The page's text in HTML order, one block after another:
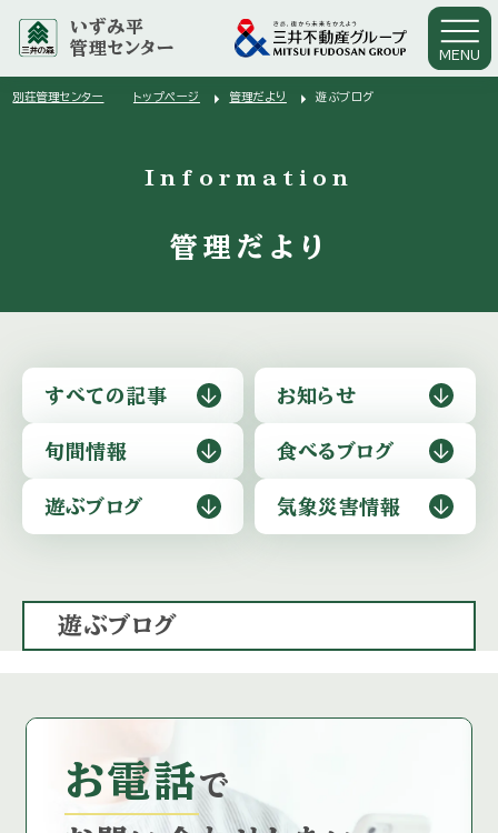
いずみ平
管理センター
MENU
別荘管理センター トップページ arrow_right 管理だより arrow_right 遊ぶブログ
Information
管理だより
すべての記事 お知らせ
旬間情報 食べるブログ
遊ぶブログ 気象災害情報
遊ぶブログ
お電話で